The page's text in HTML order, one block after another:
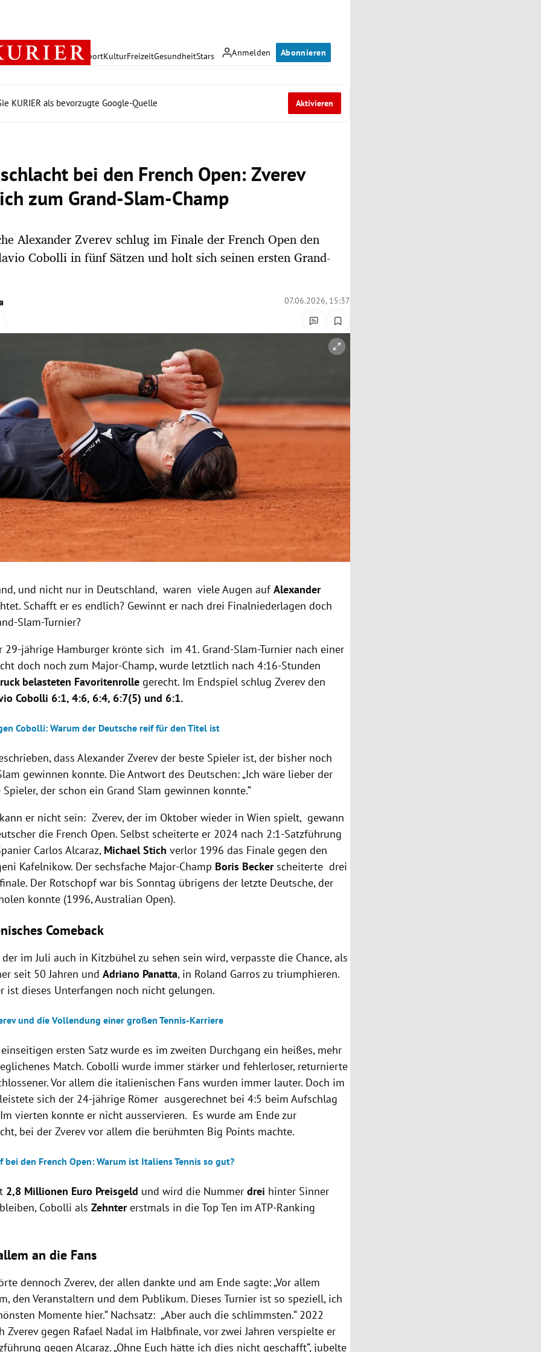
Anmelden Abonnieren
PolitikWirtschaft SportKulturFreizeitGesundheitStars
KURIER als bevorzugte Google-Quelle Aktivieren
bei den French Open: Zverev
zum Grand-Slam-Champ
Alexander Zverev schlug im Finale der French Open den
Cobolli in fünf Sätzen und holt sich seinen ersten Grand-
07.06.2026, 15:37
öffnen/schließen
und nicht nur in Deutschland, waren viele Augen aufAlexander
Schafft er es endlich? Gewinnt er nach drei Finalniederlagen doch
Slam-Turnier?
29-jährige Hamburger krönte sich im 41. Grand-Slam-Turnier nach einer
doch noch zum Major-Champ, wurde letztlich nach 4:16-Stunden
belasteten Favoritenrolle gerecht. Im Endspiel schlug Zverev den
Cobolli 6:1, 4:6, 6:4, 6:7(5) und 6:1.
Cobolli: Warum der Deutsche reif für den Titel ist
dass Alexander Zverev der beste Spieler ist, der bisher noch
gewinnen konnte. Die Antwort des Deutschen: „Ich wäre lieber der
der schon ein Grand Slam gewinnen konnte.“
er nicht sein: Zverev, der im Oktober wieder in Wien spielt, gewann
die French Open. Selbst scheiterte er 2024 nach 2:1-Satzführung
Carlos Alcaraz, Michael Stich verlor 1996 das Finale gegen den
Kafelnikow. Der sechsfache Major-Champ Boris Beckerscheiterte drei
Der Rotschopf war bis Sonntag übrigens der letzte Deutsche, der
konnte (1996, Australian Open).
Comeback
im Juli auch in Kitzbühel zu sehen sein wird, verpasste die Chance, als
seit 50 Jahren undAdriano Panatta, in Roland Garros zu triumphieren.
ist dieses Unterfangen noch nicht gelungen.
und die Vollendung einer großen Tennis-Karriere
ersten Satz wurde es im zweiten Durchgang ein heißes, mehr
Match. Cobolli wurde immer stärker und fehlerloser, returnierte
Vor allem die italienischen Fans wurden immer lauter. Doch im
sich der 24-jährige Römer ausgerechnet bei 4:5 beim Aufschlag
vierten konnte er nicht ausservieren. Es wurde am Ende zur
bei der Zverev vor allem die berühmten Big Points machte.
bei den French Open: Warum ist Italiens Tennis so gut?
2,8 Millionen Euro Preisgeld und wird die Nummerdrei hinter Sinner
Cobolli alsZehntererstmals in die Top Ten im ATP-Ranking
an die Fans
dennoch Zverev, der allen dankte und am Ende sagte: „Vor allem
den Veranstaltern und dem Publikum. Dieses Turnier ist so speziell, ich
Momente hier.“ Nachsatz: „Aber auch die schlimmsten.“ 2022
Zverev gegen Rafael Nadal im Halbfinale, vor zwei Jahren verspielte er
gegen Alcaraz. „Ohne Euch hätte ich dies nicht geschafft“, jubelte